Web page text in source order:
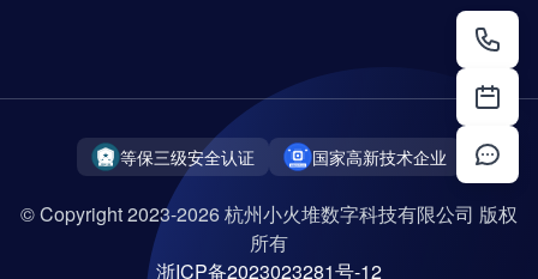
等保三级安全认证 国家高新技术企业
© Copyright 2023-2026 杭州小火堆数字科技有限公司 版权
所有
浙ICP备2023023281号-12